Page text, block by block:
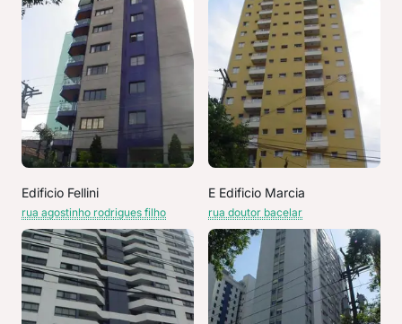
Edificio Fellini
rua agostinho rodrigues filho
E Edificio Marcia
rua doutor bacelar